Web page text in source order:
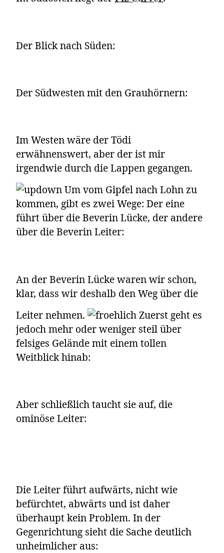
Der Blick nach Süden:
Der Südwesten mit den Grauhörnern:
Im Westen wäre der Tödi
erwähnenswert, aber der ist mir
irgendwie durch die Lappen gegangen.
Um vom Gipfel nach Lohn zu
kommen, gibt es zwei Wege: Der eine
führt über die Beverin Lücke, der andere
über die Beverin Leiter:
An der Beverin Lücke waren wir schon,
klar, dass wir deshalb den Weg über die
Leiter nehmen.
Zuerst geht es
jedoch mehr oder weniger steil über
felsiges Gelände mit einem tollen
Weitblick hinab:
Aber schließlich taucht sie auf, die
ominöse Leiter:
Die Leiter führt aufwärts, nicht wie
befürchtet, abwärts und ist daher
überhaupt kein Problem. In der
Gegenrichtung sieht die Sache deutlich
unheimlicher aus: